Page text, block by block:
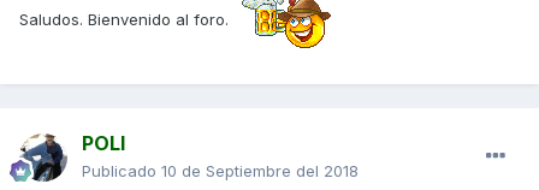
Saludos. Bienvenido al foro.
POLI
Publicado 10 de Septiembre del 2018